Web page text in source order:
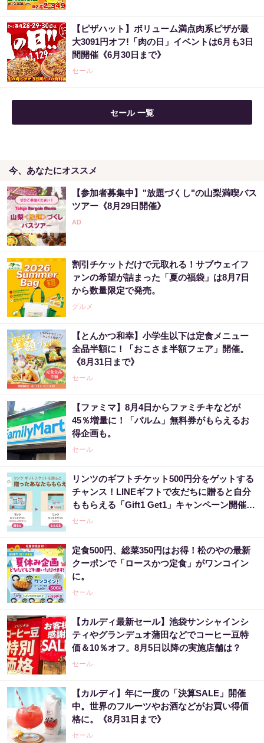
【ピザハット】ボリューム満点肉系ピザが最
大3091円オフ!「肉の日」イベントは6月も3日
間開催《6月30日まで》
セール
セール 一覧
今、あなたにオススメ
【参加者募集中】"放題づくし"の山梨満喫バス
ツアー《8月29日開催》
割引チケットだけで元取れる！サブウェイフ
ァンの希望が詰まった「夏の福袋」は8月7日
から数量限定で発売。
グルメ
【とんかつ和幸】小学生以下は定食メニュー
全品半額に！「おこさま半額フェア」開催。
《8月31日まで》
セール
【ファミマ】8月4日からファミチキなどが
45％増量に！「パルム」無料券がもらえるお
得企画も。
セール
リンツのギフトチケット500円分をゲットする
チャンス！LINEギフトで友だちに贈ると自分
ももらえる「Gift1 Get1」キャンペーン開催
中。
セール
定食500円、総菜350円はお得！松のやの最新
クーポンで「ロースかつ定食」がワンコイン
に。
セール
【カルディ最新セール】池袋サンシャインシ
ティやグランデュオ蒲田などでコーヒー豆特
価＆10％オフ。8月5日以降の実施店舗は？
セール
【カルディ】年に一度の「決算SALE」開催
中。世界のフルーツやお酒などがお買い得価
格に。《8月31日まで》
セール